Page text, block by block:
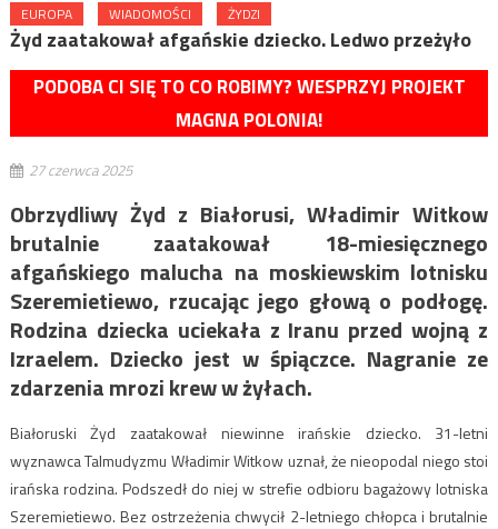
EUROPA WIADOMOŚCI ŻYDZI
Żyd zaatakował afgańskie dziecko. Ledwo przeżyło
PODOBA CI SIĘ TO CO ROBIMY? WESPRZYJ PROJEKT
MAGNA POLONIA!
27 czerwca 2025
Obrzydliwy Żyd z Białorusi, Władimir Witkow
brutalnie zaatakował 18-miesięcznego
afgańskiego malucha na moskiewskim lotnisku
Szeremietiewo, rzucając jego głową o podłogę.
Rodzina dziecka uciekała z Iranu przed wojną z
Izraelem. Dziecko jest w śpiączce. Nagranie ze
zdarzenia mrozi krew w żyłach.
Białoruski Żyd zaatakował niewinne irańskie dziecko. 31-letni
wyznawca Talmudyzmu Władimir Witkow uznał, że nieopodal niego stoi
irańska rodzina. Podszedł do niej w strefie odbioru bagażowy lotniska
Szeremietiewo. Bez ostrzeżenia chwycił 2-letniego chłopca i brutalnie